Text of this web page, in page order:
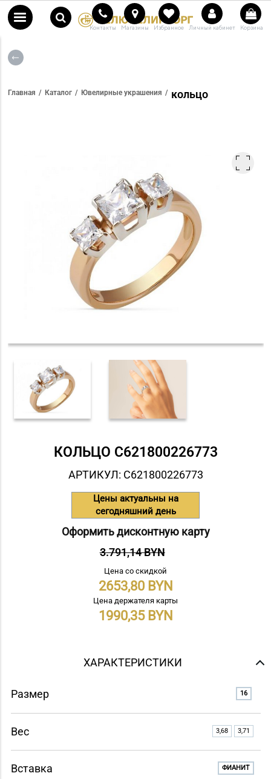
Контакты Магазины Избранное Личный кабинет Корзина
Главная Каталог Ювелирные украшения кольцо
КОЛЬЦО С621800226773
АРТИКУЛ: С621800226773
Цены актуальны на
сегодняшний день
Оформить дисконтную карту
3.791,14 BYN
Цена со скидкой
2653,80
Цена держателя карты
1990,35
ХАРАКТЕРИСТИКИ
Размер 16
Вес 3,68 3,71
Вставка ФИАНИТ